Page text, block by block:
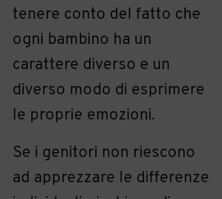
tenere conto del fatto che
ogni bambino ha un
carattere diverso e un
diverso modo di esprimere
le proprie emozioni.
Se i genitori non riescono
ad apprezzare le differenze